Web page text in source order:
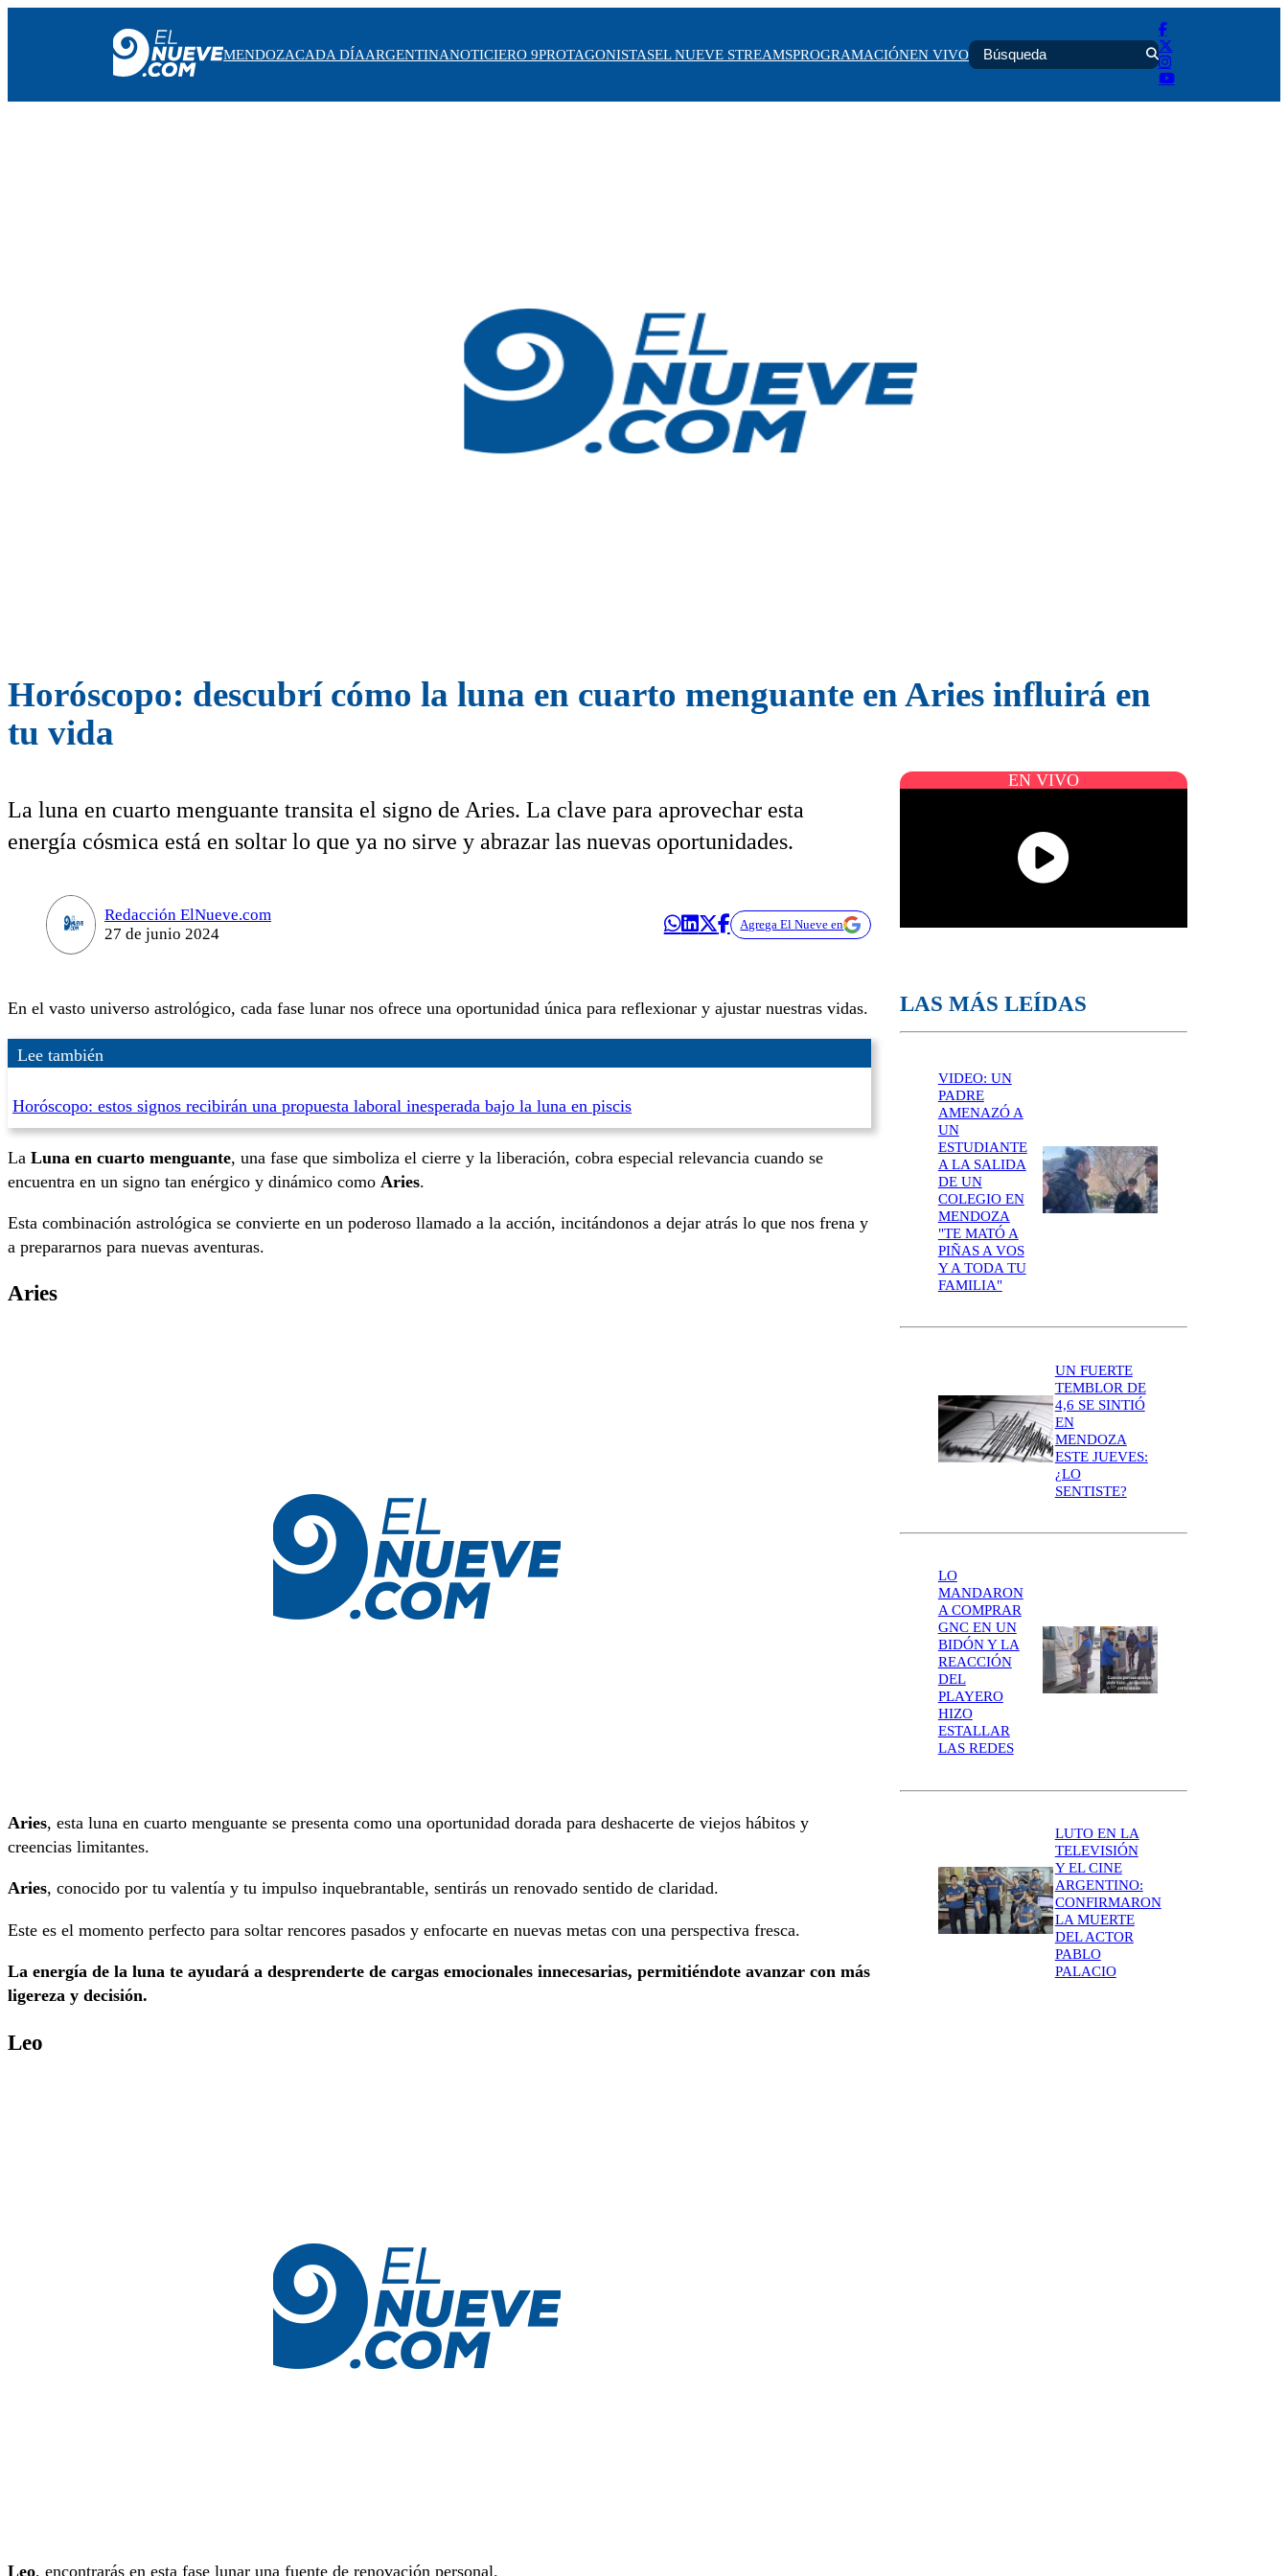
MENDOZACADA DÍAARGENTINANOTICIERO 9PROTAGONISTASEL NUEVE STREAMSPROGRAMACIÓNEN VIVO
Horóscopo: descubrí cómo la luna en cuarto menguante en Aries influirá en
tu vida
La luna en cuarto menguante transita el signo de Aries. La clave para aprovechar esta
energía cósmica está en soltar lo que ya no sirve y abrazar las nuevas oportunidades.
Redacción ElNueve.com
27 de junio 2024
Agrega El Nueve en
En el vasto universo astrológico, cada fase lunar nos ofrece una oportunidad única para reflexionar y ajustar nuestras vidas.
Lee también
Horóscopo: estos signos recibirán una propuesta laboral inesperada bajo la luna en piscis
La Luna en cuarto menguante, una fase que simboliza el cierre y la liberación, cobra especial relevancia cuando se
encuentra en un signo tan enérgico y dinámico como Aries.
Esta combinación astrológica se convierte en un poderoso llamado a la acción, incitándonos a dejar atrás lo que nos frena y
a prepararnos para nuevas aventuras.
Aries
Aries, esta luna en cuarto menguante se presenta como una oportunidad dorada para deshacerte de viejos hábitos y
creencias limitantes.
Aries, conocido por tu valentía y tu impulso inquebrantable, sentirás un renovado sentido de claridad.
Este es el momento perfecto para soltar rencores pasados y enfocarte en nuevas metas con una perspectiva fresca.
La energía de la luna te ayudará a desprenderte de cargas emocionales innecesarias, permitiéndote avanzar con más
ligereza y decisión.
Leo
Leo, encontrarás en esta fase lunar una fuente de renovación personal.
EN VIVO
LAS MÁS LEÍDAS
VIDEO: UN
PADRE
AMENAZÓ A
UN
ESTUDIANTE
A LA SALIDA
DE UN
COLEGIO EN
MENDOZA
"TE MATÓ A
PIÑAS A VOS
Y A TODA TU
FAMILIA"
UN FUERTE
TEMBLOR DE
4,6 SE SINTIÓ
EN
MENDOZA
ESTE JUEVES:
¿LO
SENTISTE?
LO
MANDARON
A COMPRAR
GNC EN UN
BIDÓN Y LA
REACCIÓN
DEL
PLAYERO
HIZO
ESTALLAR
LAS REDES
LUTO EN LA
TELEVISIÓN
Y EL CINE
ARGENTINO:
CONFIRMARON
LA MUERTE
DEL ACTOR
PABLO
PALACIO